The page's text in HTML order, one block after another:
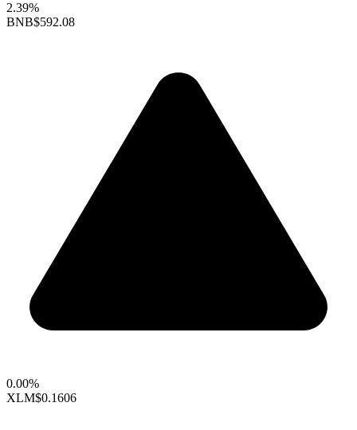
2.39%
BNB$592.08
0.00%
XLM$0.1606